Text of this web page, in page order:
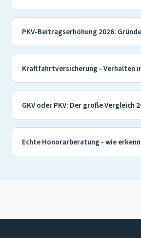
PKV-Beitragserhöhung 2026:
Kraftfahrtversicherung - Verhalten
GKV oder PKV: Der große Vergleich
Echte Honorarberatung - wie